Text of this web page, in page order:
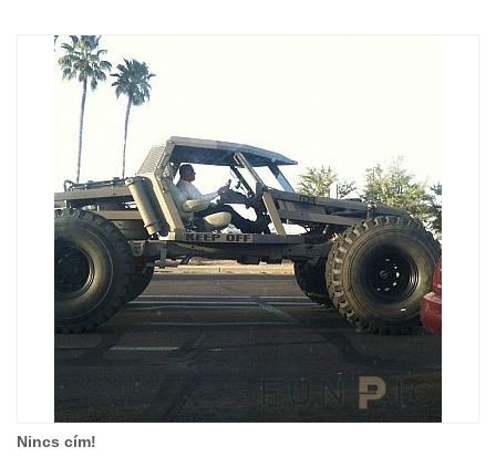
Nincs cím!